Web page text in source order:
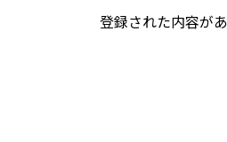
登録された内容が